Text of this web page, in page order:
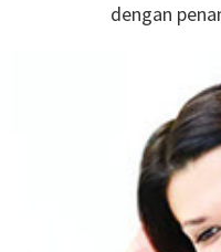
dengan